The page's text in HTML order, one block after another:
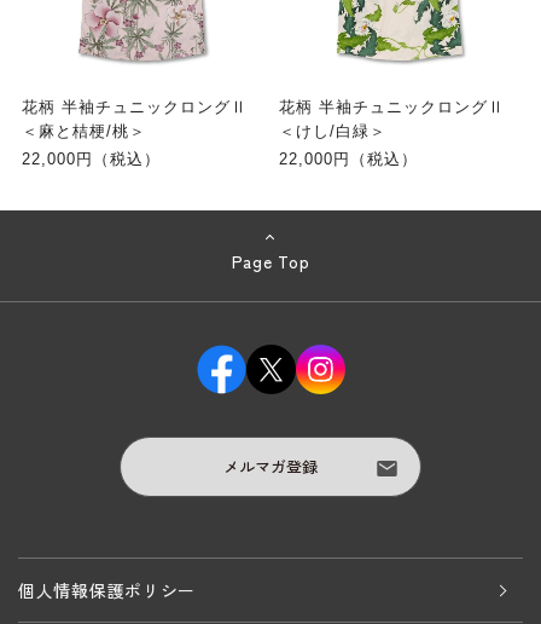
花柄 半袖チュニックロングⅡ
＜麻と桔梗/桃＞
22,000円（税込）
花柄 半袖チュニックロングⅡ
＜けし/白緑＞
22,000円（税込）
Page Top
メルマガ登録
個人情報保護ポリシー